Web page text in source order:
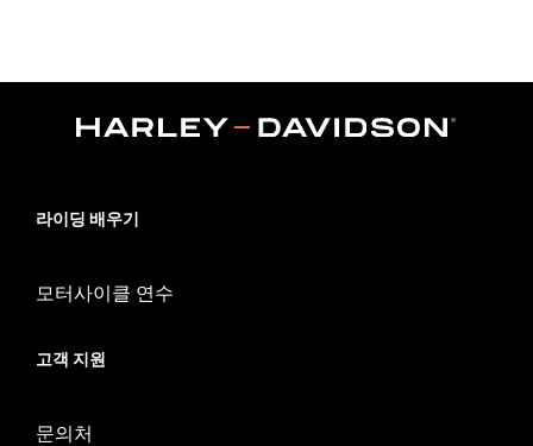
Dimension Description:
Lens:66MM/Bridge:13MM/Temples:120MM
CERTIFICATION: ANSI Certified
라이딩 배우기
모터사이클 연수
고객 지원
문의처